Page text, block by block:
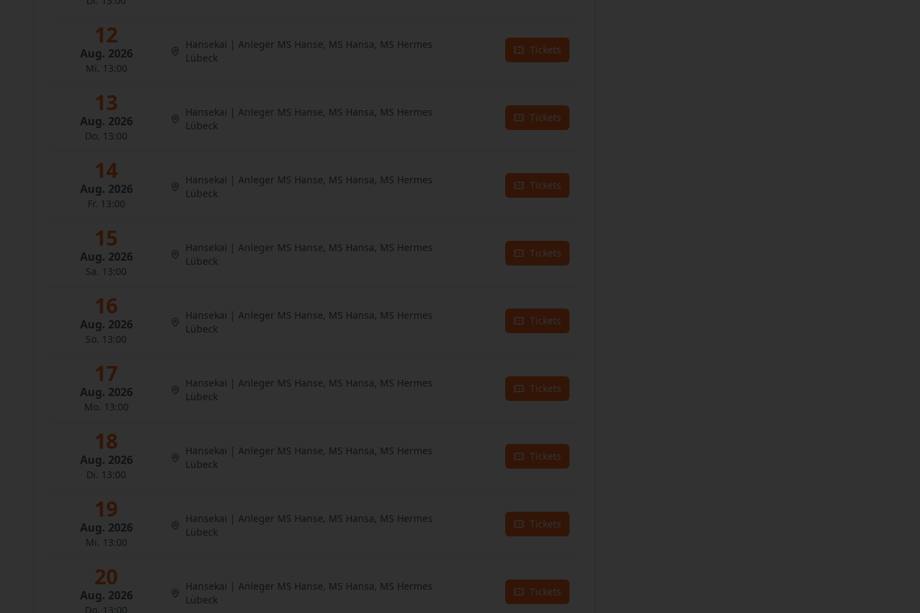
12
Aug. 2026
Mi. 13:00
Hansekai | Anleger MS Hanse, MS Hansa, MS Hermes
Lübeck
Tickets
13
Aug. 2026
Do. 13:00
Hansekai | Anleger MS Hanse, MS Hansa, MS Hermes
Lübeck
Tickets
14
Aug. 2026
Fr. 13:00
Hansekai | Anleger MS Hanse, MS Hansa, MS Hermes
Lübeck
Tickets
15
Aug. 2026
Sa. 13:00
Hansekai | Anleger MS Hanse, MS Hansa, MS Hermes
Lübeck
Tickets
16
Aug. 2026
So. 13:00
Hansekai | Anleger MS Hanse, MS Hansa, MS Hermes
Lübeck
Tickets
17
Aug. 2026
Mo. 13:00
Hansekai | Anleger MS Hanse, MS Hansa, MS Hermes
Lübeck
Tickets
18
Aug. 2026
Di. 13:00
Hansekai | Anleger MS Hanse, MS Hansa, MS Hermes
Lübeck
Tickets
19
Aug. 2026
Mi. 13:00
Hansekai | Anleger MS Hanse, MS Hansa, MS Hermes
Lübeck
Tickets
20
Aug. 2026
Do. 13:00
Hansekai | Anleger MS Hanse, MS Hansa, MS Hermes
Lübeck
Tickets